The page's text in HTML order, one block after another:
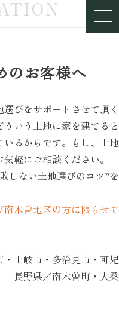
のお客様へ
びをサポートさせて頂く
いう土地に家を建てると
るからです。もし、土地
軽にご相談ください。
しない土地選びのコツ”を
木曽地区の方に限らせて
土岐市・多治見市・可児
野県／南木曽町・大桑